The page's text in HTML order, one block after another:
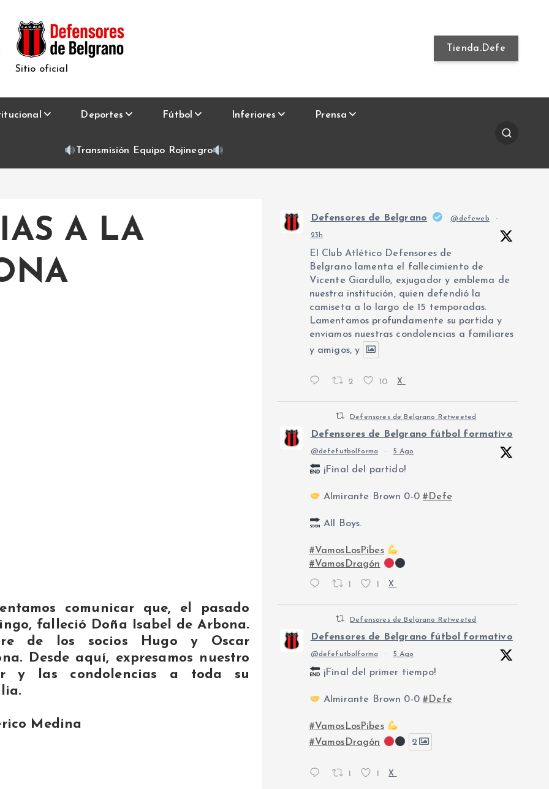
Sitio oficial
Tienda.Defe
Deportes Fútbol Inferiores Prensa
Transmisión Equipo Rojinegro
A LA
comunicar que, el pasado
falleció Doña Isabel de Arbona.
de los socios Hugo y Oscar
Desde aquí, expresamos nuestro
y las condolencias a toda su
Medina
Defensores de Belgrano @defeweb ·
23h
El Club Atlético Defensores de
Belgrano lamenta el fallecimiento de
Vicente Giardullo, exjugador y emblema de
nuestra institución, quien defendió la
camiseta a lo largo de 15 temporadas.
Lamentamos profundamente su partida y
enviamos nuestras condolencias a familiares
y amigos, y
2 10 X
Defensores de Belgrano Retweeted
Defensores de Belgrano fútbol formativo
@defefutbolforma · 5 Ago
¡Final del partido!
Almirante Brown 0-0#Defe
All Boys.
#VamosLosPibes
#VamosDragón
1 1 X
Defensores de Belgrano Retweeted
Defensores de Belgrano fútbol formativo
@defefutbolforma · 5 Ago
¡Final del primer tiempo!
Almirante Brown 0-0#Defe
#VamosLosPibes
#VamosDragón
2
1 1 X